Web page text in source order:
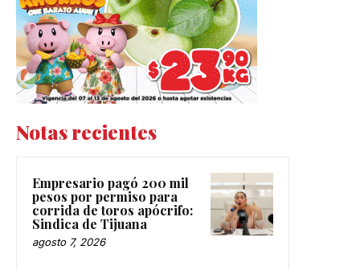
Notas recientes
Empresario pagó 200 mil
pesos por permiso para
corrida de toros apócrifo:
Sindica de Tijuana
agosto 7, 2026